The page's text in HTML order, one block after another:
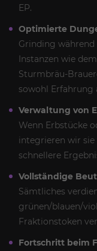
EP.
Optimierte
Grinding
Instanzen wie
Sturmbräu-
sowohl
Verwaltung von
Wenn Erbstücke
integrieren wir
schnellere
Vollständige
Sämtliches
grünen/blauen/
Fraktionstoken
Fortschritt beim